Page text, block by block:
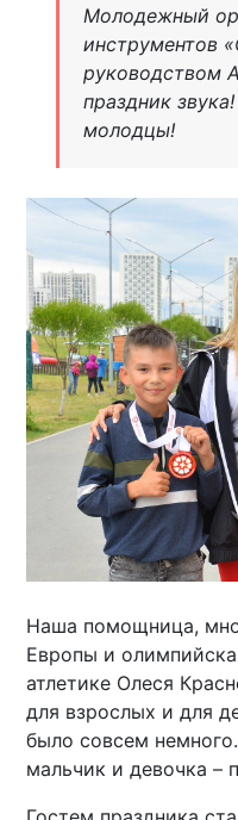
Молодежный
инструментов
руководством
праздник
молодцы!
Наша помощница,
Европы и
атлетике Олеся
для взрослых и для
было совсем
мальчик и девочка –